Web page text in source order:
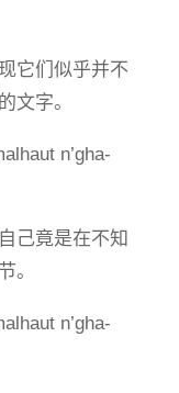
它们似乎并不
文字。
n’gha-
己竟是在不知
。
n’gha-